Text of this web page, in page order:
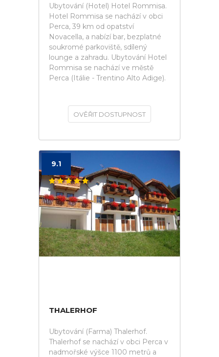
Ubytování (Hotel) Hotel Rommisa.
Hotel Rommisa se nachází v obci
Perca, 39 km od opatství
Novacella, a nabízí bar, bezplatné
soukromé parkoviště, sdílený
lounge a zahradu. Ubytování Hotel
Rommisa se nachází ve městě
Perca (Itálie - Trentino Alto Adige).
OVĚŘIT DOSTUPNOST
9.1
THALERHOF
Ubytování (Farma) Thalerhof.
Thalerhof se nachází v obci Perca v
nadmořské výšce 1100 metrů a